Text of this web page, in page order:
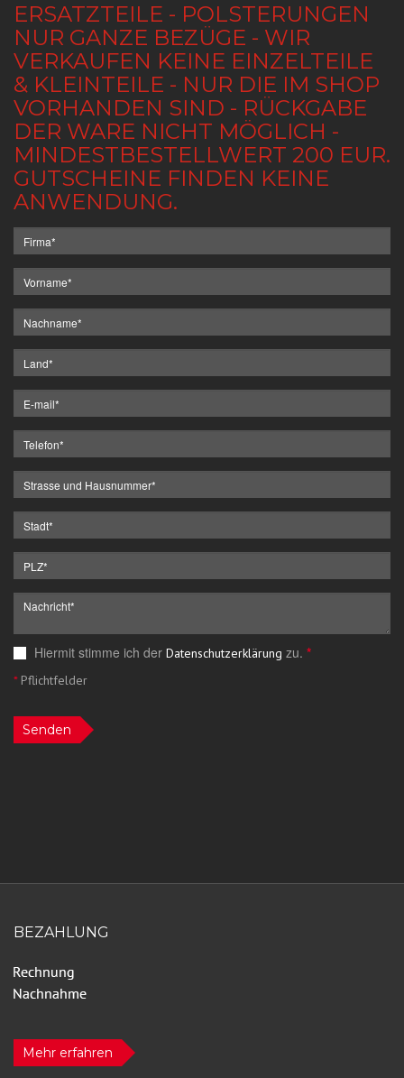
ERSATZTEILE - POLSTERUNGEN
NUR GANZE BEZÜGE - WIR
VERKAUFEN KEINE EINZELTEILE
& KLEINTEILE - NUR DIE IM SHOP
VORHANDEN SIND - RÜCKGABE
DER WARE NICHT MÖGLICH -
MINDESTBESTELLWERT 200 EUR.
GUTSCHEINE FINDEN KEINE
ANWENDUNG.
Hiermit stimme ich der Datenschutzerklärung zu. *
*Pflichtfelder
Senden
BEZAHLUNG
Mehr erfahren